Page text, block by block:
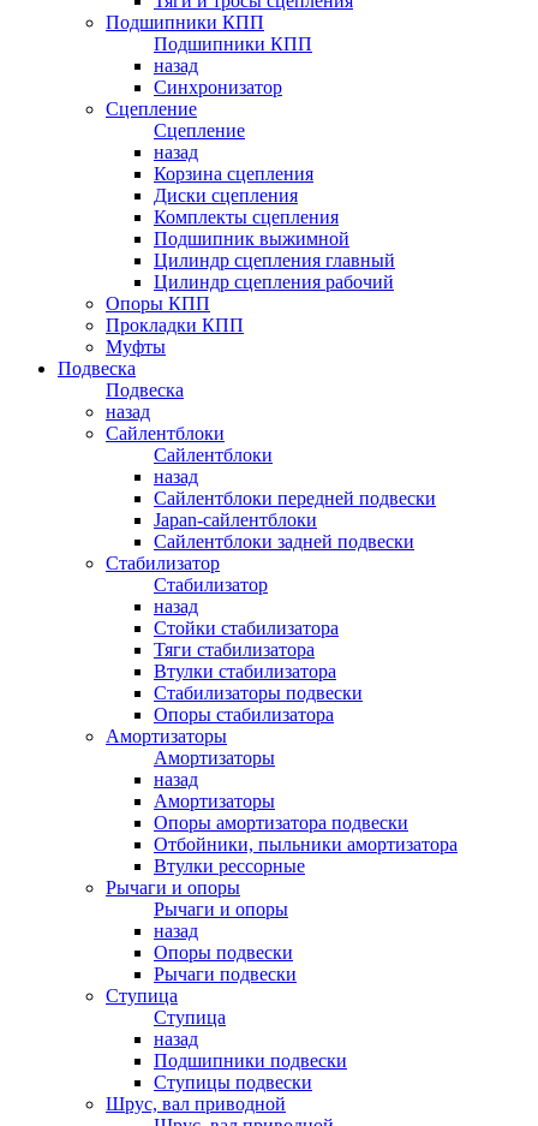
Подшипники КПП
Подшипники КПП
назад
Синхронизатор
Сцепление
Сцепление
назад
Корзина сцепления
Диски сцепления
Комплекты сцепления
Подшипник выжимной
Цилиндр сцепления главный
Цилиндр сцепления рабочий
Опоры КПП
Прокладки КПП
Муфты
Подвеска
Подвеска
назад
Сайлентблоки
Сайлентблоки
назад
Сайлентблоки передней подвески
Japan-сайлентблоки
Сайлентблоки задней подвески
Стабилизатор
Стабилизатор
назад
Стойки стабилизатора
Тяги стабилизатора
Втулки стабилизатора
Стабилизаторы подвески
Опоры стабилизатора
Амортизаторы
Амортизаторы
назад
Амортизаторы
Опоры амортизатора подвески
Отбойники, пыльники амортизатора
Втулки рессорные
Рычаги и опоры
Рычаги и опоры
назад
Опоры подвески
Рычаги подвески
Ступица
Ступица
назад
Подшипники подвески
Ступицы подвески
Шрус, вал приводной